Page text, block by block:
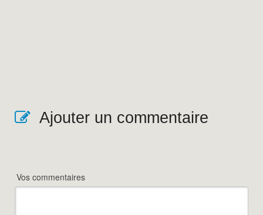
Ajouter un commentaire
Vos commentaires